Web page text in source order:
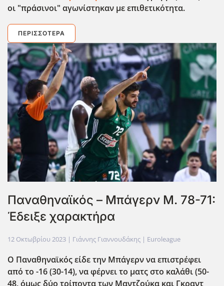
οι "πράσινοι" αγωνίστηκαν με επιθετικότητα.
ΠΕΡΙΣΣΌΤΕΡΑ
Παναθηναϊκός – Μπάγερν Μ. 78-71:
Έδειξε χαρακτήρα
12 Οκτωβρίου 2023 | Γιάννης Γιαννουδάκης | Euroleague
Ο Παναθηναϊκός είδε την Μπάγερν να επιστρέφει
από το -16 (30-14), να φέρνει το ματς στο καλάθι (50-
48, όμως δύο τρίποντα των Μαντζούκα και Γκραντ